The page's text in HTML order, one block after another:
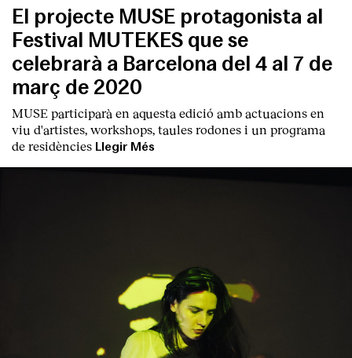
El projecte MUSE protagonista al
Festival MUTEKES que se
celebrarà a Barcelona del 4 al 7 de
març de 2020
MUSE participarà en aquesta edició amb actuacions en
viu d'artistes, workshops, taules rodones i un programa
de residències Llegir Més